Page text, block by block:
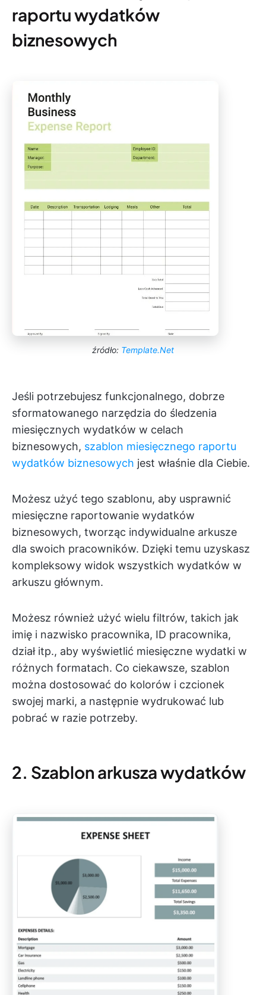
raportu wydatków
biznesowych
źródło: Template.Net
Jeśli potrzebujesz funkcjonalnego, dobrze
sformatowanego narzędzia do śledzenia
miesięcznych wydatków w celach
biznesowych, szablon miesięcznego raportu
wydatków biznesowych jest właśnie dla Ciebie.
Możesz użyć tego szablonu, aby usprawnić
miesięczne raportowanie wydatków
biznesowych, tworząc indywidualne arkusze
dla swoich pracowników. Dzięki temu uzyskasz
kompleksowy widok wszystkich wydatków w
arkuszu głównym.
Możesz również użyć wielu filtrów, takich jak
imię i nazwisko pracownika, ID pracownika,
dział itp., aby wyświetlić miesięczne wydatki w
różnych formatach. Co ciekawsze, szablon
można dostosować do kolorów i czcionek
swojej marki, a następnie wydrukować lub
pobrać w razie potrzeby.
2. Szablon arkusza wydatków